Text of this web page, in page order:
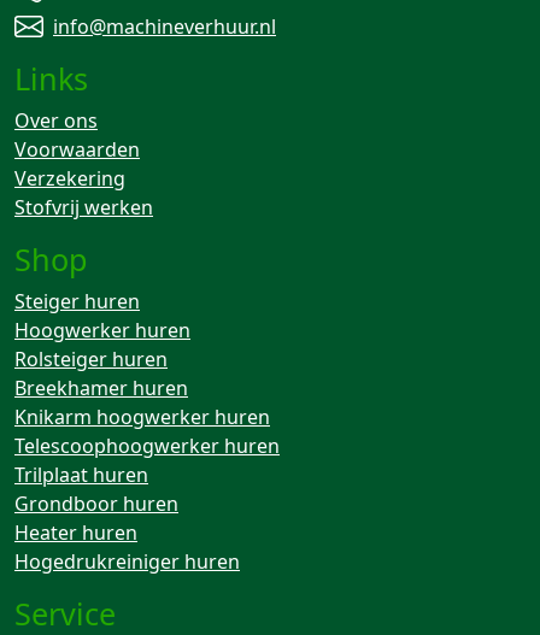
info@machineverhuur.nl
Links
Over ons
Voorwaarden
Verzekering
Stofvrij werken
Shop
Steiger huren
Hoogwerker huren
Rolsteiger huren
Breekhamer huren
Knikarm hoogwerker huren
Telescoophoogwerker huren
Trilplaat huren
Grondboor huren
Heater huren
Hogedrukreiniger huren
Service